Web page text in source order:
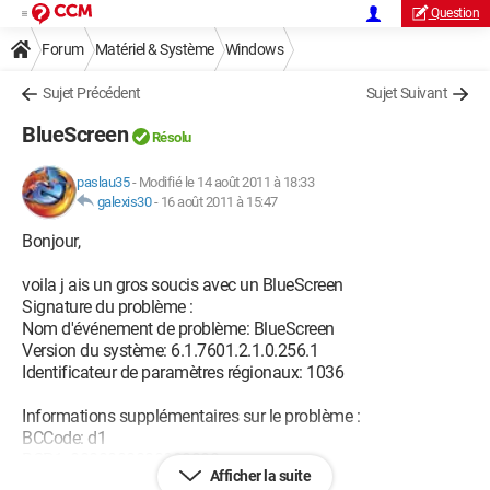
Question
Forum Matériel & Système Windows
Sujet Précédent Sujet Suivant
BlueScreen Résolu
paslau35- Modifié le 14 août 2011 à 18:33
galexis30- 16 août 2011 à 15:47
Bonjour,
voila j ais un gros soucis avec un BlueScreen
Signature du problème :
Nom d'événement de problème: BlueScreen
Version du système: 6.1.7601.2.1.0.256.1
Identificateur de paramètres régionaux: 1036
Informations supplémentaires sur le problème :
BCCode: d1
BCP1: 0000000000000008
BCP2: 0000000000000002Afficher la suite